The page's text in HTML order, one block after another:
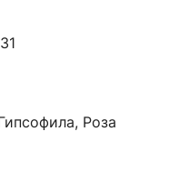
31
Роза